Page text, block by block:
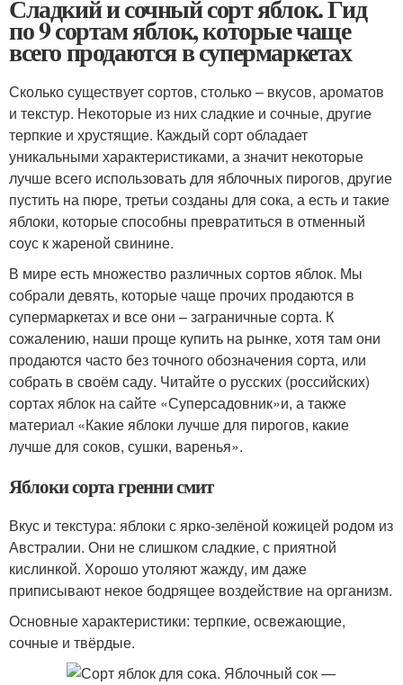
Сладкий и сочный сорт яблок. Гид
по 9 сортам яблок, которые чаще
всего продаются в супермаркетах
Сколько существует сортов, столько – вкусов, ароматов
и текстур. Некоторые из них сладкие и сочные, другие
терпкие и хрустящие. Каждый сорт обладает
уникальными характеристиками, а значит некоторые
лучше всего использовать для яблочных пирогов, другие
пустить на пюре, третьи созданы для сока, а есть и такие
яблоки, которые способны превратиться в отменный
соус к жареной свинине.
В мире есть множество различных сортов яблок. Мы
собрали девять, которые чаще прочих продаются в
супермаркетах и все они – заграничные сорта. К
сожалению, наши проще купить на рынке, хотя там они
продаются часто без точного обозначения сорта, или
собрать в своём саду. Читайте о русских (российских)
сортах яблок на сайте «Суперсадовник»и, а также
материал «Какие яблоки лучше для пирогов, какие
лучше для соков, сушки, варенья».
Яблоки сорта гренни смит
Вкус и текстура: яблоки с ярко-зелёной кожицей родом из
Австралии. Они не слишком сладкие, с приятной
кислинкой. Хорошо утоляют жажду, им даже
приписывают некое бодрящее воздействие на организм.
Основные характеристики: терпкие, освежающие,
сочные и твёрдые.